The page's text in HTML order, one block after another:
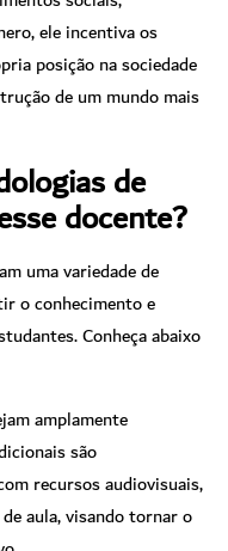
ele incentiva os
posição na sociedade
de um mundo mais
de
docente?
uma variedade de
o conhecimento e
Conheça abaixo
amplamente
são
recursos audiovisuais,
aula, visando tornar o